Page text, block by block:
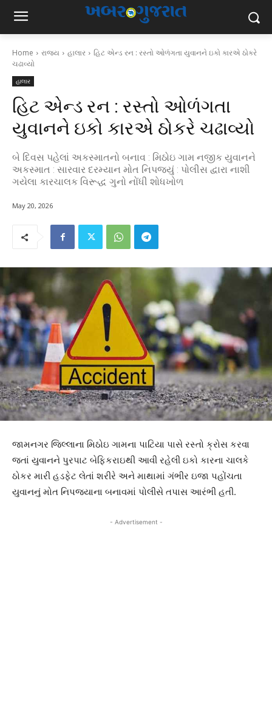
Home રાજ્ય હાલાર
હિટ એન્ડ રન : રસ્તો ઓળંગતા યુવાનને ઇકો કારએ ઠોકરે
ચઢાવ્યો
હાલાર
હિટ એન્ડ રન : રસ્તો ઓળંગતા
યુવાનને ઇકો કારએ ઠોકરે ચઢાવ્યો
બે દિવસ પહેલાં અકસ્માતનો બનાવ : મિઠોઇ ગામ નજીક યુવાનને
અકસ્માત : સારવાર દરમ્યાન મોત નિપજયું : પોલીસ દ્વારા નાશી
ગયેલા કારચાલક વિરૂદ્ધ ગુનો નોંધી શોધખોળ
May 20, 2026
જામનગર જિલ્લાના મિઠોઇ ગામના પાટિયા પાસે રસ્તો ક્રોસ કરવા
જતાં યુવાનને પુરપાટ બેફિકરાઇથી આવી રહેલી ઇકો કારના ચાલકે
ઠોકર મારી હડફેટ લેતાં શરીરે અને માથામાં ગંભીર ઇજા પહોંચતા
યુવાનનું મોત નિપજયાના બનાવમાં પોલીસે તપાસ આરંભી હતી.
- Advertisement -